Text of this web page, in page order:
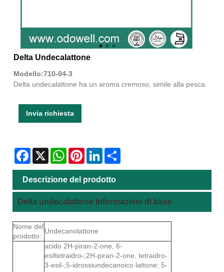
Delta Undecalattone
Modello:710-04-3
Delta undecalattone ha un aroma cremoso, simile alla pesca.
Invia richiesta
Facebook
X WhatsAppPinterestLinkedIn
Descrizione del prodotto
Delta undecalattone Informazioni di base
Nome del
prodotto:
Undecanolattone
acido 2H-piran-2-one, 6-
esiltetraidro-;2H-piran-2-one, tetraidro-
3-esil-;5-idrossiundecanoico lattone; 5-